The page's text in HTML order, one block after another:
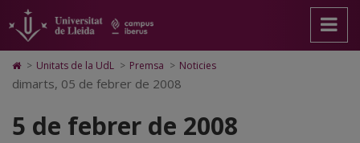
de
febrer
de
2008
pàgina
principal.
Universitat
Lleida
contingut
principal
Mapa
Web.
Universitat
Cerca
Accessibilitat.
Universitat
Lleida
Icono
de
Home
ir
a
> Unitats de la UdL > Premsa > Noticies
dimarts, 05 de febrer de 2008
5 de febrer de 2008